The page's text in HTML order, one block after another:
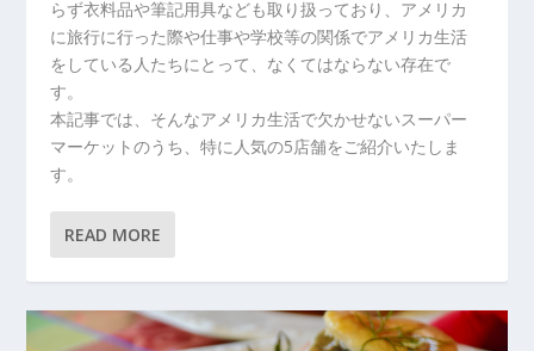
らず衣料品や筆記用具なども取り扱っており、アメリカ
に旅行に行った際や仕事や学校等の関係でアメリカ生活
をしている人たちにとって、なくてはならない存在で
す。
本記事では、そんなアメリカ生活で欠かせないスーパー
マーケットのうち、特に人気の5店舗をご紹介いたしま
す。
READ MORE